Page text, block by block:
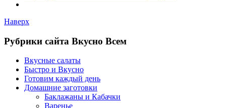
Наверх
Рубрики сайта Вкусно Всем
Вкусные салаты
Быстро и Вкусно
Готовим каждый день
Домашние заготовки
Баклажаны и Кабачки
Варенье